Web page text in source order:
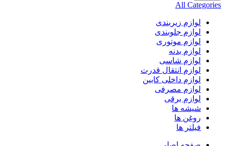
All Categories
لوازم زیربندی
لوازم جلوبندی
لوازم موتوری
لوازم بدنه
لوازم شاسی
لوازم انتقال قدرت
لوازم داخلی کابین
لوازم مصرفی
لوازم برقی
شیشه ها
روغن ها
فیلتر ها